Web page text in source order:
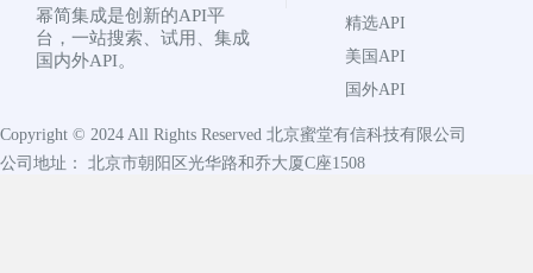
幂简集成是创新的API平
台，一站搜索、试用、集成
国内外API。
精选API
美国API
国外API
Copyright © 2024 All Rights Reserved 北京蜜堂有信科技有限公司
公司地址： 北京市朝阳区光华路和乔大厦C座1508